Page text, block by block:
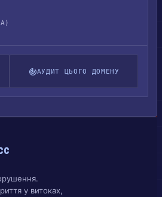
АУДИТ ЦЬОГО ДОМЕНУ
у витоках,